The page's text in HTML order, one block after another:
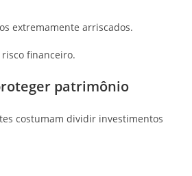
extremamente arriscados.
financeiro.
patrimônio
costumam dividir investimentos